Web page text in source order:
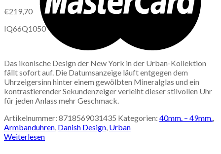
€219,70
IQ66Q1050
Das ikonische Design der New York in der Urban-Kollektion
fällt sofort auf. Die Datumsanzeige läuft entgegen dem
Uhrzeigersinn hinter einem gewölbten Mineralglas und ein
kontrastierender Sekundenzeiger verleiht dieser stilvollen Uhr
für jeden Anlass mehr Geschmack.
Artikelnummer: 8718569031435 Kategorien: 40mm. – 49mm.,
Armbanduhren, Danish Design, Urban
Weiterlesen